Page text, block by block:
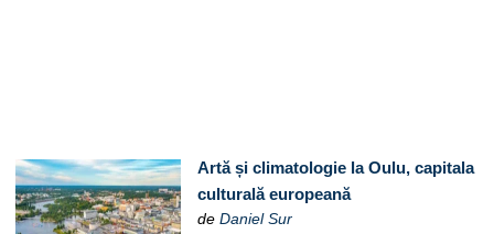
Artă și climatologie la Oulu, capitala
culturală europeană
deDaniel Sur